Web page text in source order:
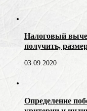
Налоговый
получить,
03.09.2020
Определение